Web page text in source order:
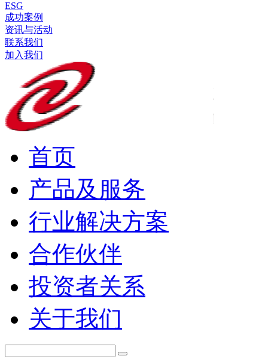
ESG
成功案例
资讯与活动
联系我们
加入我们
首页
产品及服务
行业解决方案
合作伙伴
投资者关系
关于我们